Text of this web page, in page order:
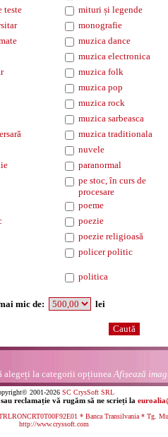
teste
mituri și legende
monografie
muzica dance
muzica electronica
muzica folk
muzica pop
muzica rock
muzica sarbeasca
muzica traditionala
nuvele
paranormal
pe stoc, în curs de
procesare
poeme
poezie
poezie religioasă
policer politic
politica
mic de: lei
alegeți la categorii opțiuneaAfișează
2001-2026 SC CrysSoft SRL
reclamație vă rugăm să ne scrieți la
* Banca Transilvania * Tg.
http://www.cryssoft.com